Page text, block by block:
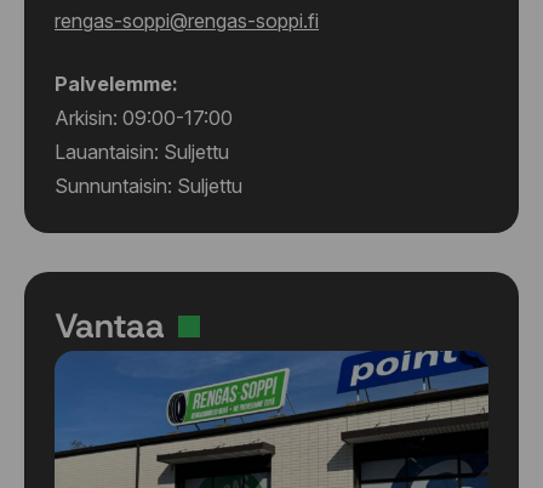
rengas-soppi@rengas-soppi.fi
Palvelemme:
Arkisin: 09:00-17:00
Lauantaisin: Suljettu
Sunnuntaisin: Suljettu
Vantaa